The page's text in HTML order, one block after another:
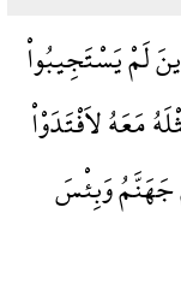
لَمْ يَسْتَجِيبُواْ
مَعَهُ لاَفْتَدَوْاْ
جَهَنَّمُ وَبِئْسَ